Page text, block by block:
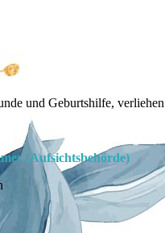
und Geburtshilfe,
(Aufsichtsbehörde)